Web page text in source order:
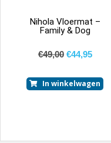
Nihola Vloermat –
Family & Dog
€49,00 €44,95
In winkelwagen